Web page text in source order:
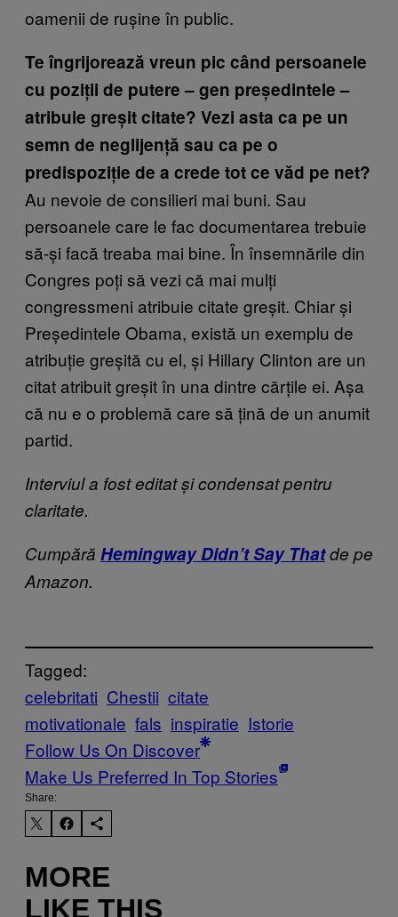
oamenii de rușine în public.
Te îngrijorează vreun pic când persoanele
cu poziții de putere – gen președintele –
atribuie greșit citate? Vezi asta ca pe un
semn de neglijență sau ca pe o
predispoziție de a crede tot ce văd pe net?
Au nevoie de consilieri mai buni. Sau
persoanele care le fac documentarea trebuie
să-și facă treaba mai bine. În însemnările din
Congres poți să vezi că mai mulți
congressmeni atribuie citate greșit. Chiar și
Președintele Obama, există un exemplu de
atribuție greșită cu el, și Hillary Clinton are un
citat atribuit greșit în una dintre cărțile ei. Așa
că nu e o problemă care să țină de un anumit
partid.
Interviul a fost editat și condensat pentru
claritate.
Cumpără Hemingway Didn’t Say Thatde pe
Amazon.
Tagged:
celebritati Chestii citate
motivationale fals inspiratie Istorie
Follow Us On Discover
Make Us Preferred In Top Stories
Share:
MORE
LIKE THIS